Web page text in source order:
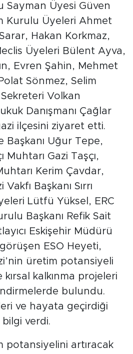
Sayman Üyesi Güven
Kurulu Üyeleri Ahmet
Hakan Korkmaz,
Üyeleri Bülent Ayva,
Evren Şahin, Mehmet
Sönmez, Selim
Volkan
Danışmanı Çağlar
ilçesini ziyaret etti.
Başkanı Uğur Tepe,
Muhtarı Gazi Taşçı,
Kerim Çavdar,
Başkanı Sırrı
Lütfü Yüksel, ERC
Başkanı Refik Sait
Eskişehir Müdürü
ESO Heyeti,
üretim potansiyeli
kalkınma projeleri
bulundu.
ve hayata geçirdiği
bilgi verdi.
potansiyelini artıracak